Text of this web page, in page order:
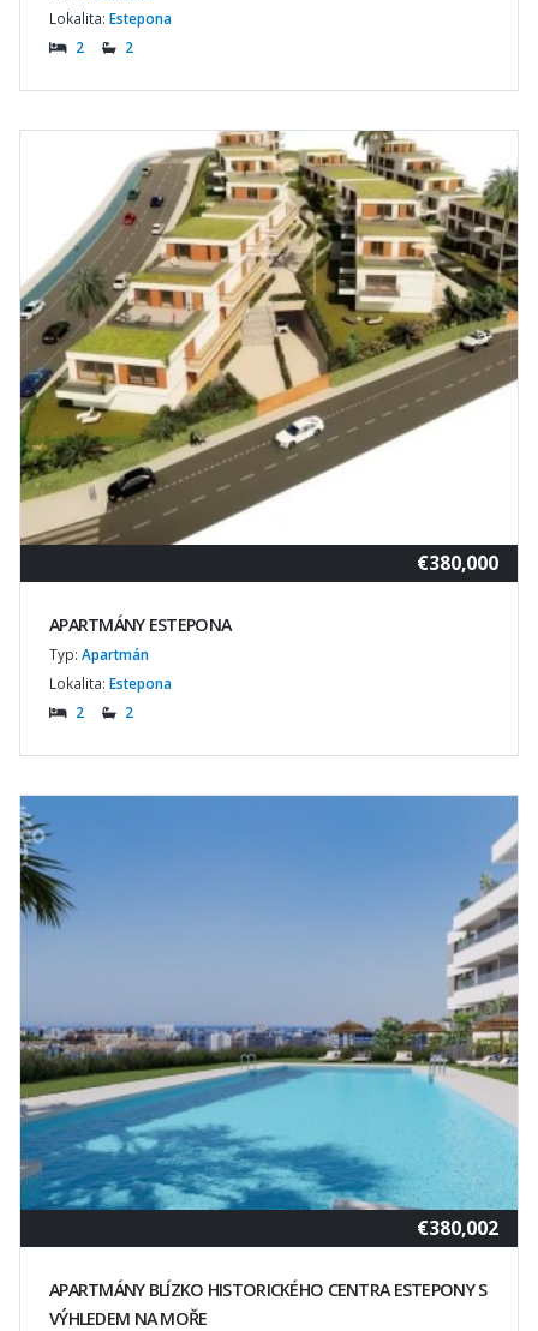
Lokalita: Estepona
2
2
€380,000
APARTMÁNY ESTEPONA
Typ: Apartmán
Lokalita: Estepona
2
2
€380,002
APARTMÁNY BLÍZKO HISTORICKÉHO CENTRA ESTEPONY S
VÝHLEDEM NA MOŘE